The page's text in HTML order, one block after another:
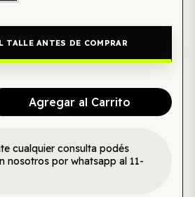
TALLE ANTES DE COMPRAR
Agregar al Carrito
cualquier consulta podés
nosotros por whatsapp al 11-